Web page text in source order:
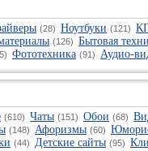
(28) Ноутбуки (121)
(126) Бытовая
Фототехника (91) Аудио-
(610) Чаты (151) Обои (68)
(148) Афоризмы (60)
(44) Детские сайты (95)